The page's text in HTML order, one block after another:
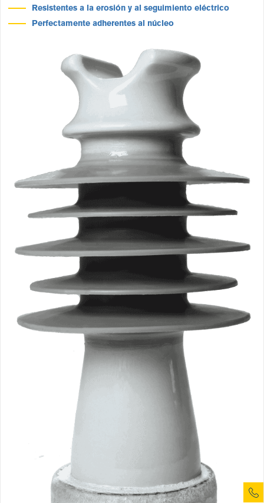
Resistentes a la erosión y al seguimiento eléctrico
Perfectamente adherentes al núcleo